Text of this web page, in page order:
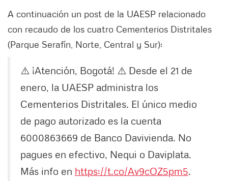
A continuación un post de la UAESP relacionado
con recaudo de los cuatro Cementerios Distritales
(Parque Serafín, Norte, Central y Sur):
⚠️ ¡Atención, Bogotá! ⚠️ Desde el 21 de
enero, la UAESP administra los
Cementerios Distritales. El único medio
de pago autorizado es la cuenta
6000863669 de Banco Davivienda. No
pagues en efectivo, Nequi o Daviplata.
Más info en https://t.co/Av9cOZ5pm5.